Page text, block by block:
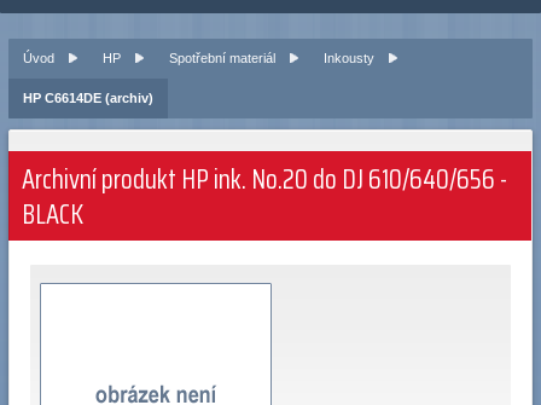
Úvod HP Spotřební materiál Inkousty
HP C6614DE (archiv)
Archivní produkt HP ink. No.20 do DJ 610/640/656 -
BLACK